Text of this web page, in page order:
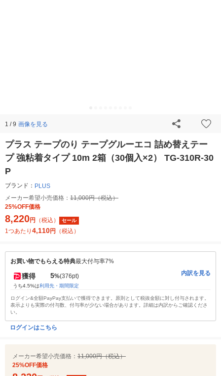
1 / 9 画像を見る
プラス テープのり テープグルーエコ 詰め替えテー
プ 強粘着タイプ 10m 2箱（30個入×2） TG-310R-30
P
ブランド： PLUS
メーカー希望小売価格： 11,000円（税込）
25%OFF価格
8,220円 （税込） セール
1つあたり 4,110円 （税込）
お買い物でもらえる特典最大付与率7%
獲得 5%(376pt)
うち4.5%は利用先・期間限定
内訳を見る
ログイン&全額PayPay支払いで獲得できます。原則として税抜金額に対し付与されます。
表示よりも実際の付与数、付与率が少ない場合があります。詳細は内訳からご確認くださ
い。
ログインはこちら
メーカー希望小売価格： 11,000円（税込）
25%OFF価格